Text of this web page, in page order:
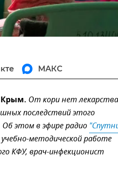
МАКС
Крым. От кори нет
последствий этого
этом в эфире радио
методической работе
КФУ, врач-инфекционист